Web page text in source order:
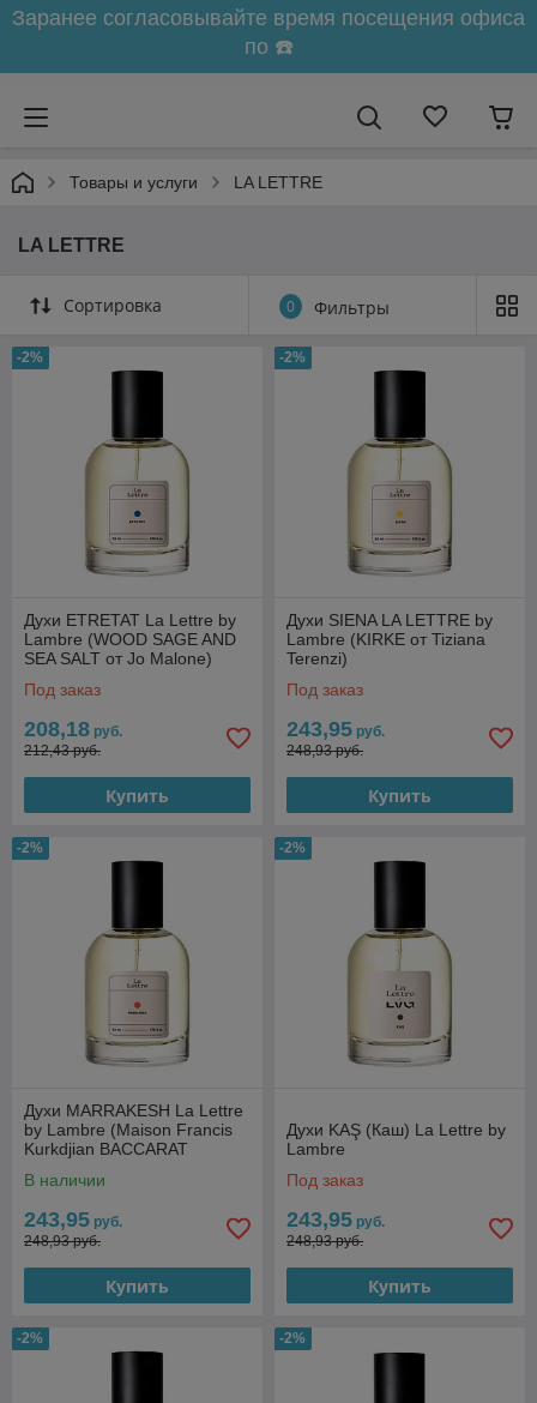
Заранее согласовывайте время посещения офиса
по ☎️
Товары и услуги LA LETTRE
LA LETTRE
Сортировка 0 Фильтры
-2%
Духи ETRETAT La Lettre by
Lambre (WOOD SAGE AND
SEA SALT от Jo Malone)
Под заказ
208,18 руб.
212,43 руб.
Купить
-2%
Духи SIENA LA LETTRE by
Lambre (KIRKE от Tiziana
Terenzi)
Под заказ
243,95 руб.
248,93 руб.
Купить
-2%
Духи MARRAKESH La Lettre
by Lambre (Maison Francis
Kurkdjian BACCARAT
В наличии
243,95 руб.
248,93 руб.
Купить
-2%
Духи KAŞ (Каш) La Lettre by
Lambre
Под заказ
243,95 руб.
248,93 руб.
Купить
-2% -2%